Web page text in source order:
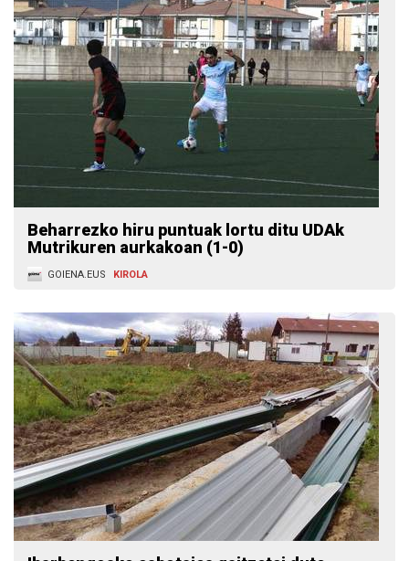
Beharrezko hiru puntuak lortu ditu UDAk
Mutrikuren aurkakoan (1-0)
GOIENA.EUS KIROLA